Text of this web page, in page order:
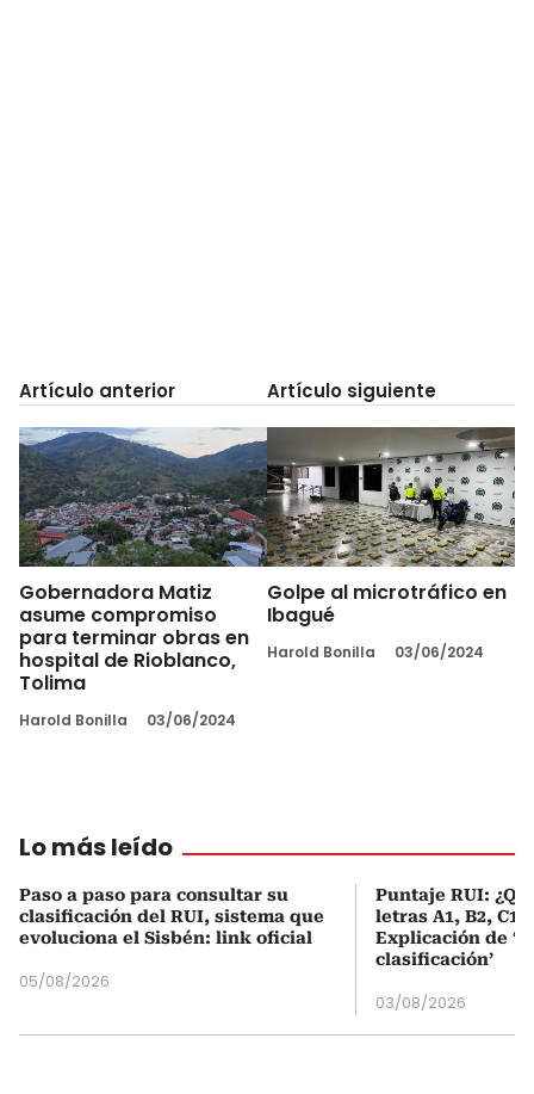
Artículo anterior
Gobernadora Matiz
asume compromiso
para terminar obras en
hospital de Rioblanco,
Tolima
Harold Bonilla 03/06/2024
Artículo siguiente
Golpe al microtráfico en
Ibagué
Harold Bonilla 03/06/2024
Lo más leído
Paso a paso para consultar su
clasificación del RUI, sistema que
evoluciona el Sisbén: link oficial
05/08/2026
Puntaje RUI:
letras A1, B2, C1
Explicación de
clasificación’
03/08/2026